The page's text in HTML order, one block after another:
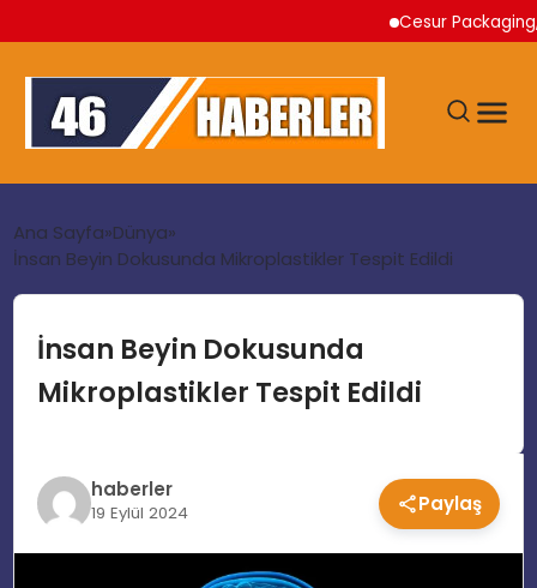
Cesur Packaging,
GÜNDEM
EKONOMI
TEKNOLOJI
Ana Sayfa Dünya
İnsan Beyin Dokusunda Mikroplastikler Tespit Edildi
İnsan Beyin Dokusunda
Mikroplastikler Tespit Edildi
haberler
19 Eylül 2024 Paylaş